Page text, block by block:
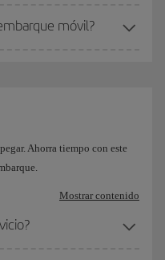
móvil?
Ahorra tiempo con este
Mostrar contenido